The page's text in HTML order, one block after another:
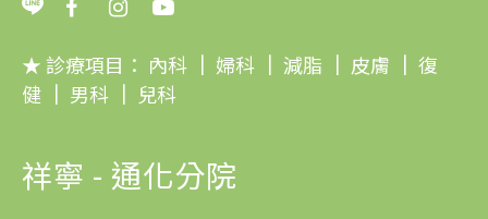
★ 診療項目： 內科 ｜ 婦科 ｜ 減脂 ｜ 皮膚 ｜ 復
健 ｜ 男科 ｜ 兒科
祥寧 - 通化分院